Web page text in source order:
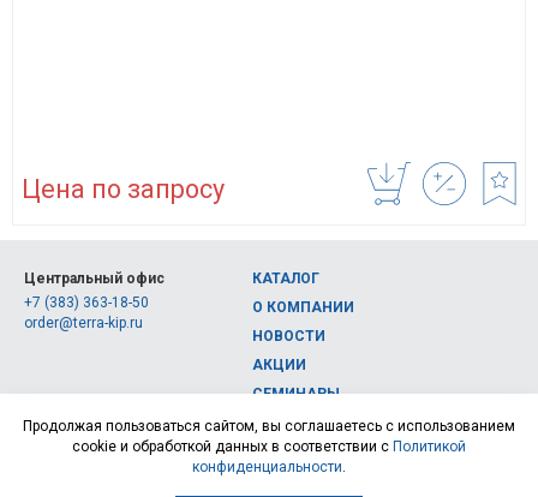
Цена по запросу
Центральный офис
+7 (383) 363-18-50
order@terra-kip.ru
КАТАЛОГ
О КОМПАНИИ
НОВОСТИ
АКЦИИ
СЕМИНАРЫ
КОНТАКТЫ
© 2026, Интернет-магазин измерительных приборов Терра Импэкс
Продолжая пользоваться сайтом, вы соглашаетесь с использованием
cookie и обработкой данных в соответствии с Политикой
конфиденциальности.